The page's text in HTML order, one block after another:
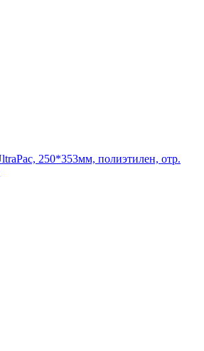
250*353мм, полиэтилен, отр.